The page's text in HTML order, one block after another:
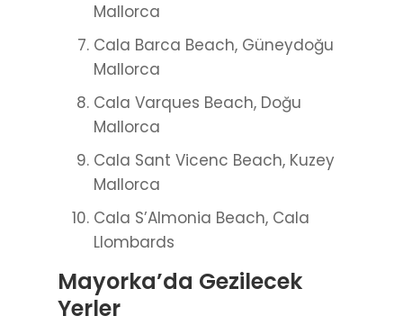
Mallorca
Cala Barca Beach, Güneydoğu
Mallorca
Cala Varques Beach, Doğu
Mallorca
Cala Sant Vicenc Beach, Kuzey
Mallorca
Cala S’Almonia Beach, Cala
Llombards
Mayorka’da Gezilecek
Yerler